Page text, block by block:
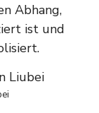
Abhang,
ist und